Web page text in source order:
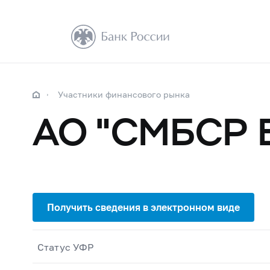
Участники финансового рынка
АО "СМБСР
Статус УФР